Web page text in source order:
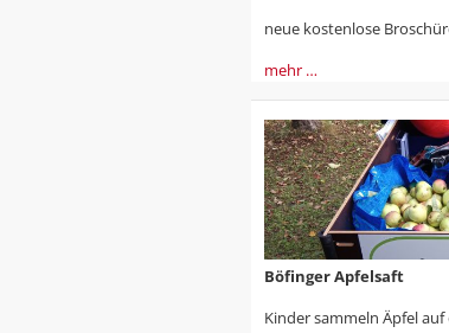
neue kostenlose
mehr …
Böfinger Apfelsaft
Kinder sammeln Äpfel